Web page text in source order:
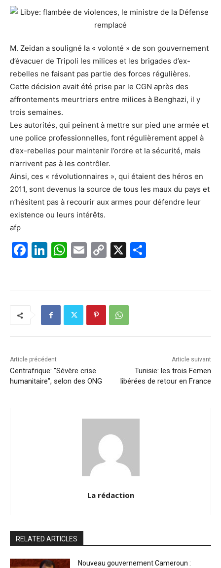
M. Zeidan a souligné la « volonté » de son gouvernement
d’évacuer de Tripoli les milices et les brigades d’ex-
rebelles ne faisant pas partie des forces régulières.
Cette décision avait été prise par le CGN après des
affrontements meurtriers entre milices à Benghazi, il y
trois semaines.
Les autorités, qui peinent à mettre sur pied une armée et
une police professionnelles, font régulièrement appel à
d’ex-rebelles pour maintenir l’ordre et la sécurité, mais
n’arrivent pas à les contrôler.
Ainsi, ces « révolutionnaires », qui étaient des héros en
2011, sont devenus la source de tous les maux du pays et
n’hésitent pas à recourir aux armes pour défendre leur
existence ou leurs intérêts.
afp
F
k
Li
dI
n
W
A
p
E
C
Li
n
X
Article précédent
Centrafrique: "Sévère crise
humanitaire", selon des ONG
Article suivant
Tunisie: les trois Femen
libérées de retour en France
La rédaction
RELATED ARTICLES
Nouveau gouvernement Cameroun :